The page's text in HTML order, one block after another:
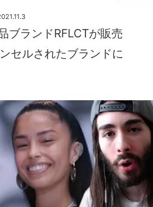
ブランドRFLCTが販売
セルされたブランドに